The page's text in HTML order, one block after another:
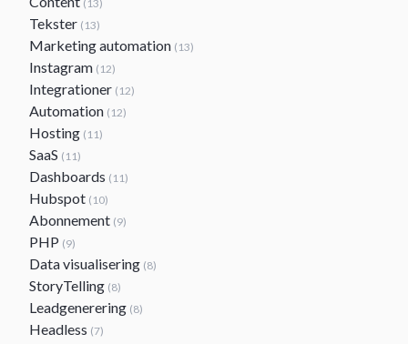
(13)
Tekster (13)
Marketing automation (13)
Instagram (12)
Integrationer (12)
Automation (12)
Hosting (11)
SaaS (11)
Dashboards (11)
Hubspot (10)
Abonnement (9)
PHP (9)
Data visualisering (8)
StoryTelling (8)
Leadgenerering (8)
Headless (7)